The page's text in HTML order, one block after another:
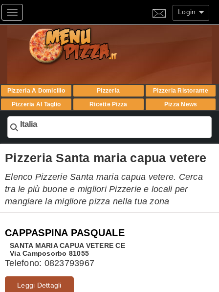
Toggle navigation Login
Pizzeria A Domicilio Pizzeria
Pizzeria Ristorante
Pizzeria Al Taglio
Ricette Pizza Pizza News
Italia
Pizzeria Santa maria capua vetere
Elenco Pizzerie Santa maria capua vetere. Cerca
tra le più buone e migliori Pizzerie e locali per
mangiare la migliore pizza nella tua zona
CAPPASPINA PASQUALE
SANTA MARIA CAPUA VETERE CE
Via Camposorbo 81055
Telefono: 0823793967
Leggi Dettagli